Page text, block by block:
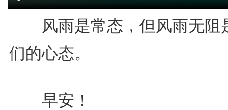
风雨是常态，但风雨无阻
们的心态。
早安！